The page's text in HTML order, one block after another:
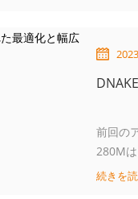
前回の
280M
優れた
続きを